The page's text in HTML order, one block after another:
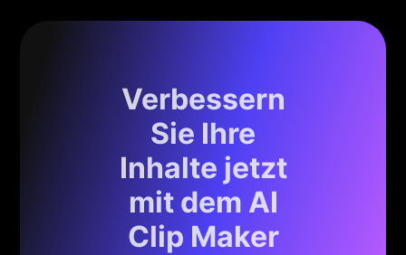
Verbessern
Sie Ihre
Inhalte jetzt
mit dem AI
Clip Maker